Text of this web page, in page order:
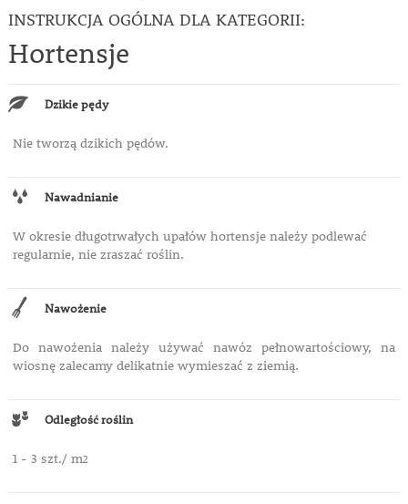
INSTRUKCJA OGÓLNA DLA KATEGORII:
Hortensje
Dzikie pędy
Nie tworzą dzikich pędów.
Nawadnianie
W okresie długotrwałych upałów hortensje należy podlewać
regularnie, nie zraszać roślin.
Nawożenie
Do nawożenia należy używać nawóz pełnowartościowy, na
wiosnę zalecamy delikatnie wymieszać z ziemią.
Odległość roślin
1 - 3 szt./ m2